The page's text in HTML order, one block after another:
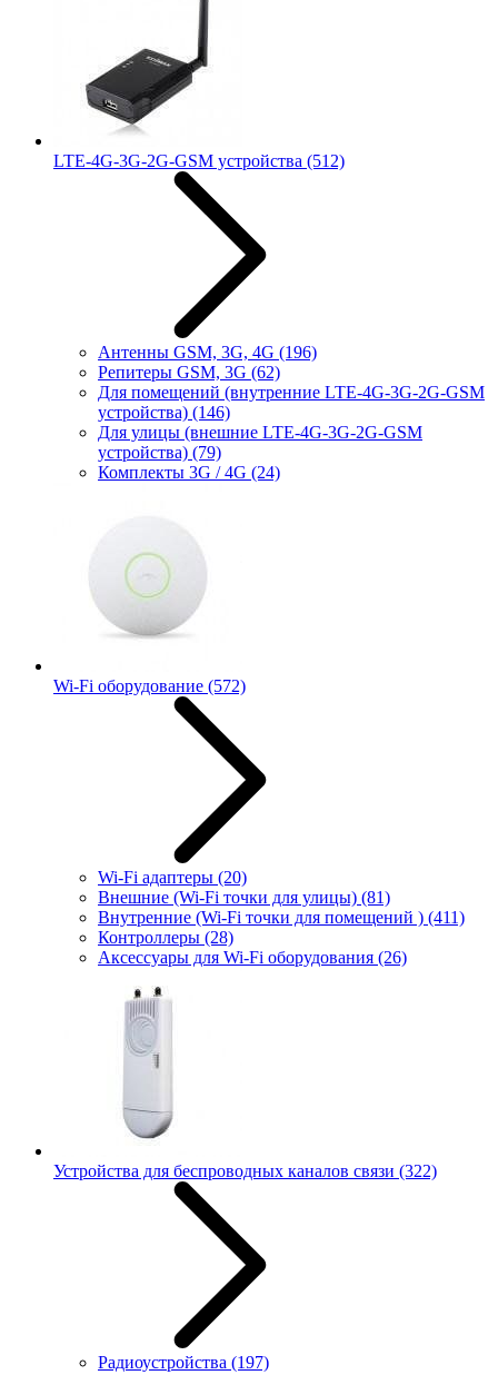
LTE-4G-3G-2G-GSM устройства (512)
Антенны GSM, 3G, 4G (196)
Репитеры GSM, 3G (62)
Для помещений (внутренние LTE-4G-3G-2G-GSM
устройства) (146)
Для улицы (внешние LTE-4G-3G-2G-GSM
устройства) (79)
Комплекты 3G / 4G (24)
Wi-Fi оборудование (572)
Wi-Fi адаптеры (20)
Внешние (Wi-Fi точки для улицы) (81)
Внутренние (Wi-Fi точки для помещений ) (411)
Контроллеры (28)
Аксессуары для Wi-Fi оборудования (26)
Устройства для беспроводных каналов связи (322)
Радиоустройства (197)